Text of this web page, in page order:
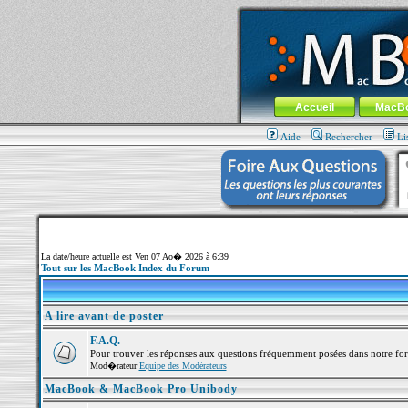
MacBook-fr.com : 100% Apple... 100%
Aller au contenu-Aller au menu
Menu général
Accueil
Aide Rechercher
La date/heure actuelle est Ven 07 Ao� 2026 à 6:39
Tout sur les MacBook Index du Forum
A lire avant de poster
F.A.Q.
Pour trouver les réponses aux questions fréquemment posées dans notre
Mod�rateurEquipe des Modérateurs
MacBook & MacBook Pro Unibody